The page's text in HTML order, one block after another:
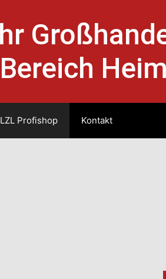
Bereich
LZL Profishop Kontakt